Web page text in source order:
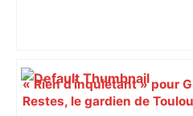
« Rien d'inquiétant » pour
Restes, le gardien de